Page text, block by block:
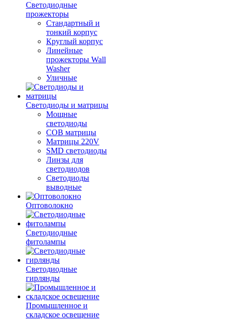
Светодиодные
прожекторы
Стандартный и
тонкий корпус
Круглый корпус
Линейные
прожекторы Wall
Washer
Уличные
Светодиоды и матрицы
Мощные
светодиоды
COB матрицы
Матрицы 220V
SMD светодиоды
Линзы для
светодиодов
Светодиоды
выводные
Оптоволокно
Светодиодные
фитолампы
Светодиодные
гирлянды
Промышленное и
складское освещение